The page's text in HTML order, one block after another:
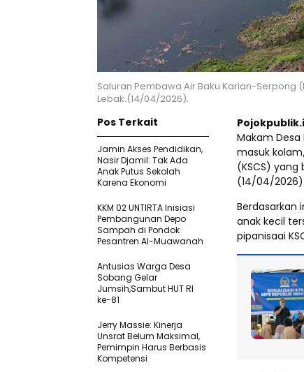
Saluran Pembawa Air Baku Karian-Serpong
Lebak.(14/04/2026).
Makam
masuk
(KSCS) yang
(14/04/2026).
Berdasarkan
anak kecil
pipanisaai
Pos Terkait
Jamin Akses Pendidikan,
Nasir Djamil: Tak Ada
Anak Putus Sekolah
Karena Ekonomi
KKM 02 UNTIRTA Inisiasi
Pembangunan Depo
Sampah di Pondok
Pesantren Al-Muawanah
Antusias Warga Desa
Sobang Gelar
Jumsih,Sambut HUT RI
ke-81
Jerry Massie: Kinerja
Unsrat Belum Maksimal,
Pemimpin Harus Berbasis
Kompetensi